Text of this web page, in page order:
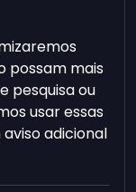
possam mais
pesquisa ou
usar essas
adicional